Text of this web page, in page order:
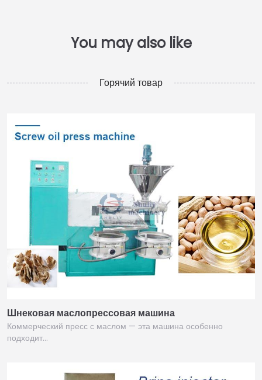
Горячий товар
Шнековая маслопрессовая машина
Коммерческий пресс с маслом — эта машина особенно
подходит…